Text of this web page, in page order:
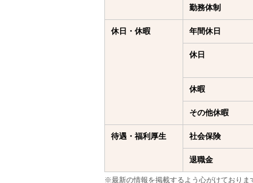
勤務体制
休日・休暇 年間休日
休日
休暇
その他休暇
待遇・福利厚生 社会保険
退職金
※最新の情報を掲載するよう心がけておりま